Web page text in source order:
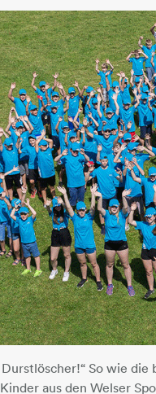
So wie
aus den Welser